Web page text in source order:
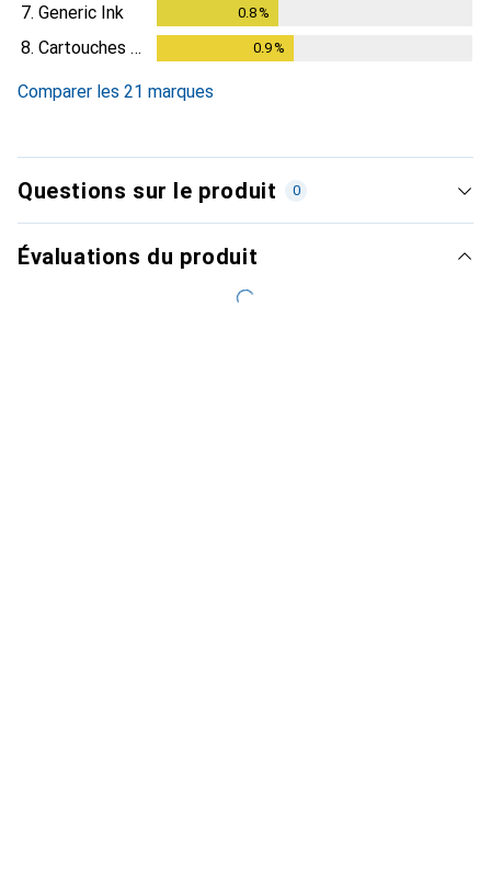
7. Generic Ink 0.8%
8. Cartouches Discount 0.9%
Comparer les 21 marques
Questions sur le produit 0
Évaluations du produit